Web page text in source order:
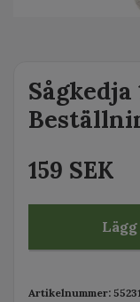
159 SEK
Artikelnummer: